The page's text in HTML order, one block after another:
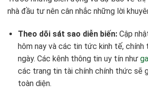
nhà đầu tư nên cân nhắc những lời
Theo dõi sát sao diễn biến:Cập
hôm nay và các tin tức kinh tế, chính
ngày. Các kênh thông tin uy tín như
các trang tin tài chính chính thức sẽ
toàn diện.